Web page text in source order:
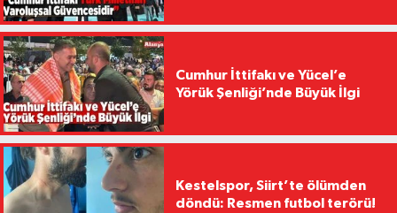
Cumhur İttifakı ve Yücel’e
Yörük Şenliği’nde Büyük İlgi
Kestelspor, Siirt’te ölümden
döndü: Resmen futbol terörü!